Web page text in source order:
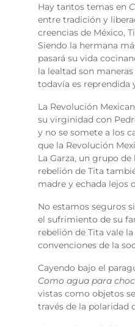
Hay tantos temas en
entre tradición y
creencias de México,
Siendo la hermana
pasará su vida
la lealtad son
todavía es reprendida
La Revolución
su virginidad con
y no se somete a los
que la Revolución
La Garza, un grupo
rebelión de Tita
madre y echada lejos
No estamos seguros
el sufrimiento de su
rebelión de Tita vale
convenciones de la
Cayendo bajo el
Como agua para
vistas como objetos
través de la polaridad